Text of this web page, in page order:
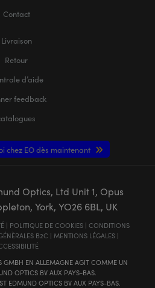
Contact
Livraison
Retour
d’aide
feedback
chez EO dès maintenant
Optics, Ltd Unit 1, Opus
York, YO26 6BL, UK
| POLITIQUE DE COOKIES| CONDITIONS
B2C | MENTIONS LÉGALES|
GMBH EN ALLEMAGNE AGIT COMME UN
OPTICS BV AUX PAYS-BAS.
EDMUND OPTICS BV AUX PAYS-BAS.